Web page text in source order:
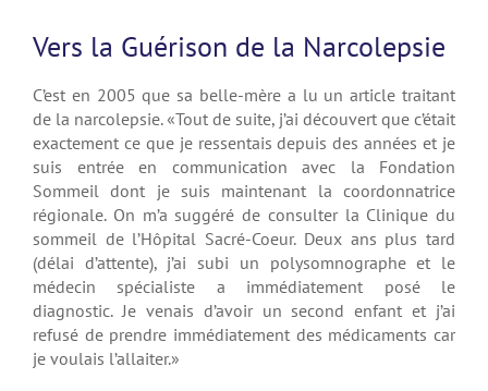
Vers la Guérison de la Narcolepsie
C’est en 2005 que sa belle-mère a lu un article traitant
de la narcolepsie. «Tout de suite, j’ai découvert que c’était
exactement ce que je ressentais depuis des années et je
suis entrée en communication avec la Fondation
Sommeil dont je suis maintenant la coordonnatrice
régionale. On m’a suggéré de consulter la Clinique du
sommeil de l’Hôpital Sacré-Coeur. Deux ans plus tard
(délai d’attente), j’ai subi un polysomnographe et le
médecin spécialiste a immédiatement posé le
diagnostic. Je venais d’avoir un second enfant et j’ai
refusé de prendre immédiatement des médicaments car
je voulais l’allaiter.»